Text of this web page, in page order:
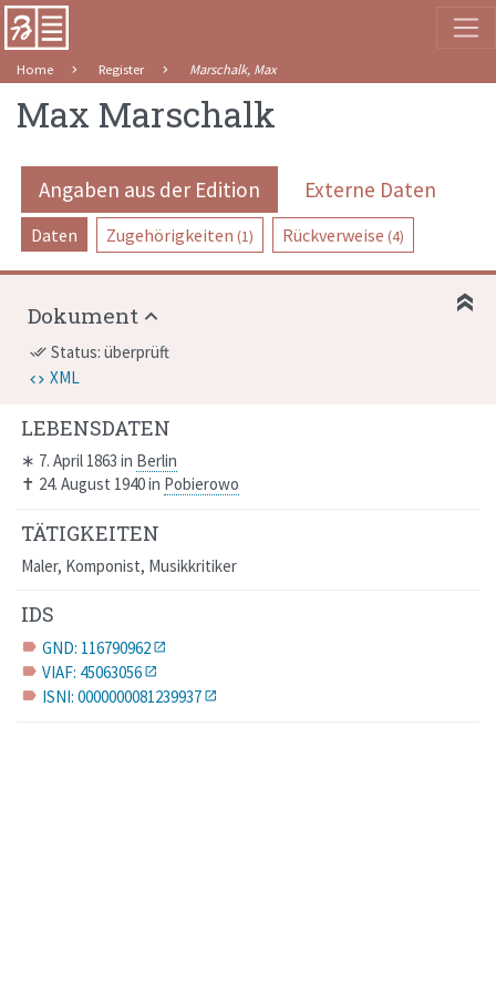
Home Register Marschalk, Max
Max Marschalk
Angaben aus der Edition Externe Daten
Daten Zugehörigkeiten (1) Rückverweise (4)
LEBENSDATEN
∗ 7. April 1863 in Berlin
✝ 24. August 1940in Pobierowo
TÄTIGKEITEN
Maler, Komponist, Musikkritiker
IDS
label GND: 116790962
label VIAF: 45063056
label ISNI: 0000000081239937
Dokument
done_all Status: überprüft
XML